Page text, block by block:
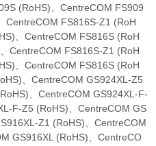
(RoHS)、CentreCOM FS909
CentreCOM FS816S-Z1 (RoH
、CentreCOM FS816S (RoH
CentreCOM FS816S-Z1 (RoH
、CentreCOM FS816S (RoH
、CentreCOM GS924XL-Z5
、CentreCOM GS924XL-F-
F-Z5 (RoHS)、CentreCOM GS
Z1 (RoHS)、CentreCOM
GS916XL (RoHS)、CentreCO